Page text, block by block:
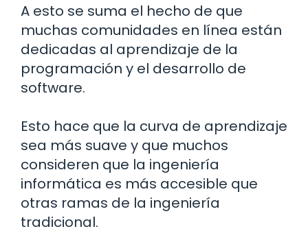
A esto se suma el hecho de que
muchas comunidades en línea están
dedicadas al aprendizaje de la
programación y el desarrollo de
software.
Esto hace que la curva de aprendizaje
sea más suave y que muchos
consideren que la ingeniería
informática es más accesible que
otras ramas de la ingeniería
tradicional.